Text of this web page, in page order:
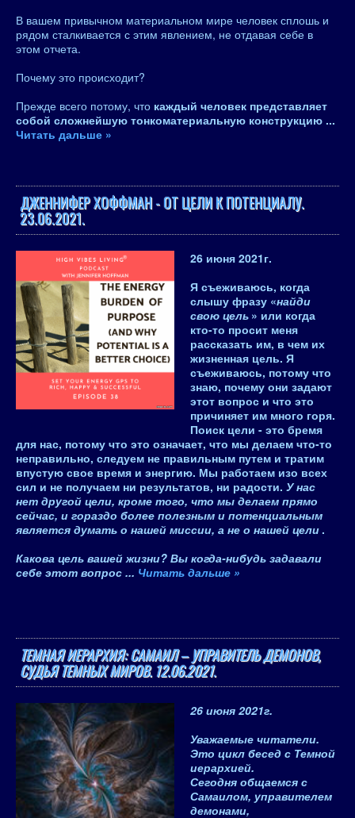
В вашем привычном материальном мире человек сплошь и
рядом сталкивается с этим явлением, не отдавая себе в
этом отчета.
Почему это происходит?
Прежде всего потому, что каждый человек представляет
собой сложнейшую тонкоматериальную конструкцию ...
Читать дальше »
ДЖЕННИФЕР ХОФФМАН - ОТ ЦЕЛИ К ПОТЕНЦИАЛУ.
23.06.2021.
26 июня 2021г.
Я съеживаюсь, когда
слышу фразу «найди
свою цель » или когда
кто-то просит меня
рассказать им, в чем их
жизненная цель. Я
съеживаюсь, потому что
знаю, почему они задают
этот вопрос и что это
причиняет им много горя.
Поиск цели - это бремя
для нас, потому что это означает, что мы делаем что-то
неправильно, следуем не правильным путем и тратим
впустую свое время и энергию. Мы работаем изо всех
сил и не получаем ни результатов, ни радости. У нас
нет другой цели, кроме того, что мы делаем прямо
сейчас, и гораздо более полезным и потенциальным
является думать о нашей миссии, а не о нашей цели .
Какова цель вашей жизни? Вы когда-нибудь задавали
себе этот вопрос ... Читать дальше »
ТЕМНАЯ ИЕРАРХИЯ: САМАИЛ – УПРАВИТЕЛЬ ДЕМОНОВ,
СУДЬЯ ТЕМНЫХ МИРОВ. 12.06.2021.
26 июня 2021г.
Уважаемые читатели.
Это цикл бесед с Темной
иерархией.
Сегодня общаемся с
Самаилом, управителем
демонами,